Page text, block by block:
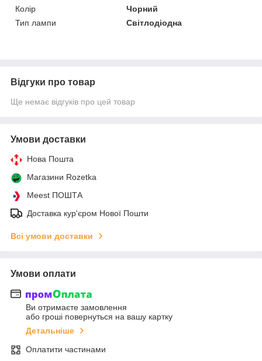
Колір
Чорний
Тип лампи
Світлодіодна
Відгуки про товар
Ще немає відгуків про цей товар
Умови доставки
Нова Пошта
Магазини Rozetka
Meest ПОШТА
Доставка кур'єром Нової Пошти
Всі умови доставки
Умови оплати
Ви отримаєте замовлення
або гроші повернуться на вашу картку
Детальніше
Оплатити частинами